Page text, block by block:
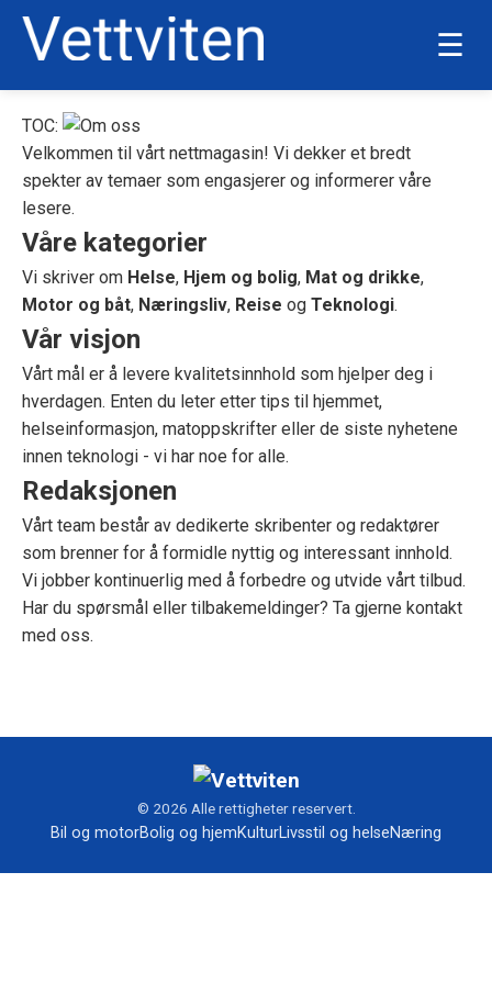
☰
TOC:
Velkommen til vårt nettmagasin! Vi dekker et bredt
spekter av temaer som engasjerer og informerer våre
lesere.
Våre kategorier
Vi skriver om Helse, Hjem og bolig, Mat og drikke,
Motor og båt, Næringsliv, Reise og Teknologi.
Vår visjon
Vårt mål er å levere kvalitetsinnhold som hjelper deg i
hverdagen. Enten du leter etter tips til hjemmet,
helseinformasjon, matoppskrifter eller de siste nyhetene
innen teknologi - vi har noe for alle.
Redaksjonen
Vårt team består av dedikerte skribenter og redaktører
som brenner for å formidle nyttig og interessant innhold.
Vi jobber kontinuerlig med å forbedre og utvide vårt tilbud.
Har du spørsmål eller tilbakemeldinger? Ta gjerne kontakt
med oss.
© 2026 Alle rettigheter reservert.
Bil og motorBolig og hjemKulturLivsstil og helseNæring